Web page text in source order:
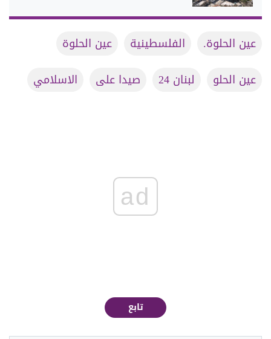
عين الحلوة. الفلسطينية
عين الحلوة
عين الحلو
لبنان 24 صيدا على الاسلامي
ad
تابع